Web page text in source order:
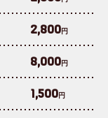
2,800円
8,000円
1,500円